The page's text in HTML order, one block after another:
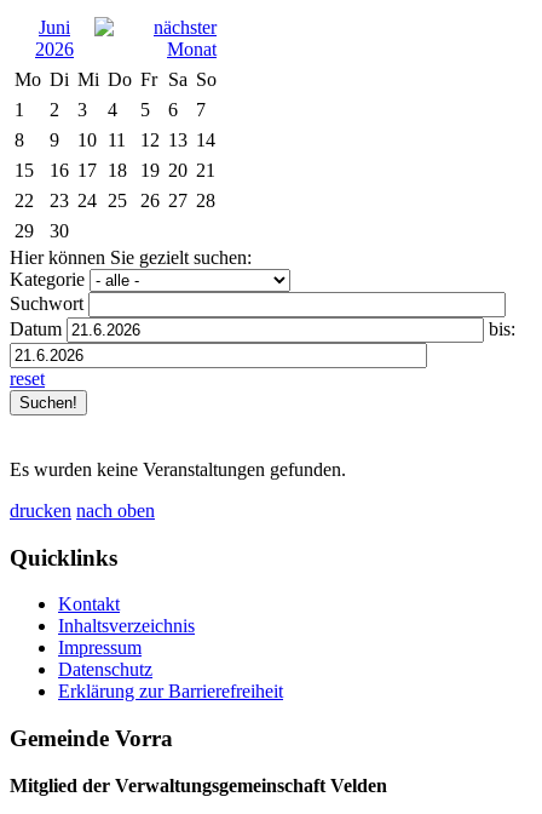
Juni
2026
Mo Di Mi Do Fr Sa So
1
2 3 4 5 6
7
8
9 10 11 12 13 14
15
16 17 18 19 20 21
22
23 24 25 26 27 28
29
30
Hier können Sie gezielt suchen:
Kategorie
Suchwort
Datum
bis:
reset
Es wurden keine Veranstaltungen gefunden.
drucken nach oben
Quicklinks
Kontakt
Inhaltsverzeichnis
Impressum
Datenschutz
Erklärung zur Barrierefreiheit
Gemeinde Vorra
Mitglied der Verwaltungsgemeinschaft Velden